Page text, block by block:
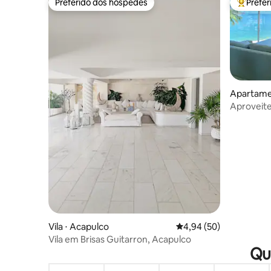
Preferido dos hóspedes
Preferido dos hóspedes
Vila ⋅ Acapulco 4,94 de uma avaliação
4,94 (50)
Vila em Brisas Guitarron, Acapulco
Entre